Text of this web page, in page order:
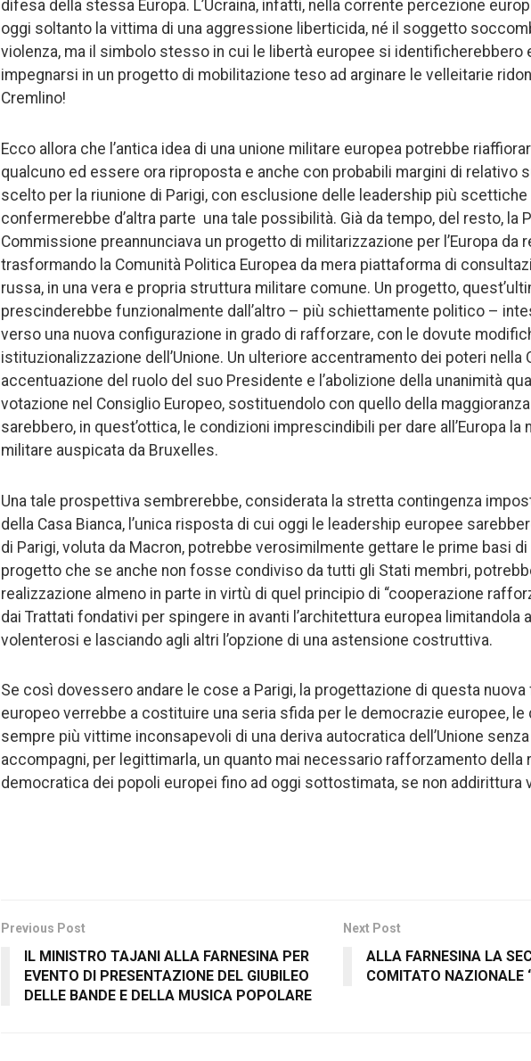
difesa della stessa Europa. L’Ucraina, infatti, nella corrente percezione
oggi soltanto la vittima di una aggressione liberticida, né il soggetto
violenza, ma il simbolo stesso in cui le libertà europee si identificherebbero
impegnarsi in un progetto di mobilitazione teso ad arginare le velleitarie
Cremlino!
Ecco allora che l’antica idea di una unione militare europea potrebbe
qualcuno ed essere ora riproposta e anche con probabili margini di relativo
scelto per la riunione di Parigi, con esclusione delle leadership più scettiche
confermerebbe d’altra parte una tale possibilità. Già da tempo, del resto, la
Commissione preannunciava un progetto di militarizzazione per l’Europa da
trasformando la Comunità Politica Europea da mera piattaforma di
russa, in una vera e propria struttura militare comune. Un progetto,
prescinderebbe funzionalmente dall’altro – più schiettamente politico –
verso una nuova configurazione in grado di rafforzare, con le dovute
istituzionalizzazione dell’Unione. Un ulteriore accentramento dei poteri nella
accentuazione del ruolo del suo Presidente e l’abolizione della unanimità
votazione nel Consiglio Europeo, sostituendolo con quello della
sarebbero, in quest’ottica, le condizioni imprescindibili per dare all’Europa la
militare auspicata da Bruxelles.
Una tale prospettiva sembrerebbe, considerata la stretta contingenza
della Casa Bianca, l’unica risposta di cui oggi le leadership europee
di Parigi, voluta da Macron, potrebbe verosimilmente gettare le prime basi
progetto che se anche non fosse condiviso da tutti gli Stati membri,
realizzazione almeno in parte in virtù di quel principio di “cooperazione
dai Trattati fondativi per spingere in avanti l’architettura europea limitandola
volenterosi e lasciando agli altri l’opzione di una astensione costruttiva.
Se così dovessero andare le cose a Parigi, la progettazione di questa
europeo verrebbe a costituire una seria sfida per le democrazie europee, le
sempre più vittime inconsapevoli di una deriva autocratica dell’Unione
accompagni, per legittimarla, un quanto mai necessario rafforzamento della
democratica dei popoli europei fino ad oggi sottostimata, se non addirittura
Previous Post
IL MINISTRO TAJANI ALLA FARNESINA PER
EVENTO DI PRESENTAZIONE DEL GIUBILEO
DELLE BANDE E DELLA MUSICA POPOLARE
Next Post
ALLA FARNESINA LA
COMITATO NAZIONALE